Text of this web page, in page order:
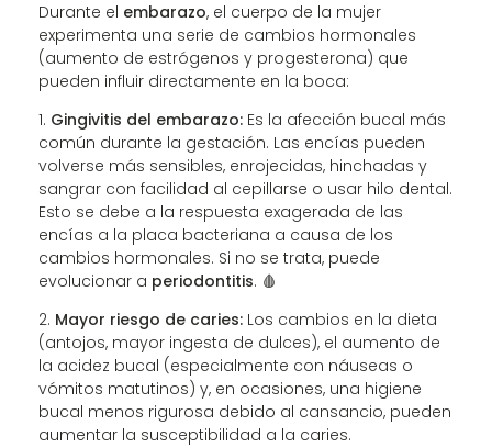
Durante el embarazo, el cuerpo de la mujer
experimenta una serie de cambios hormonales
(aumento de estrógenos y progesterona) que
pueden influir directamente en la boca:
Gingivitis del embarazo: Es la afección bucal más
común durante la gestación. Las encías pueden
volverse más sensibles, enrojecidas, hinchadas y
sangrar con facilidad al cepillarse o usar hilo dental.
Esto se debe a la respuesta exagerada de las
encías a la placa bacteriana a causa de los
cambios hormonales. Si no se trata, puede
evolucionar a periodontitis. 🩸
Mayor riesgo de caries: Los cambios en la dieta
(antojos, mayor ingesta de dulces), el aumento de
la acidez bucal (especialmente con náuseas o
vómitos matutinos) y, en ocasiones, una higiene
bucal menos rigurosa debido al cansancio, pueden
aumentar la susceptibilidad a la caries.